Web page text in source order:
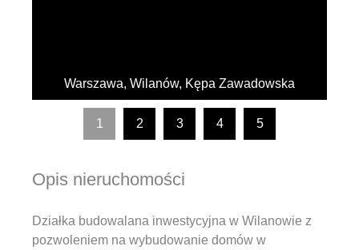
Warszawa, Wilanów, Kępa Zawadowska
1 2 3 4 5
Opis nieruchomości
Działka budowalana inwestycyjna w Wilanowie z
pozwoleniem na wybudowanie domów w